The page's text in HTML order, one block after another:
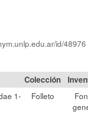
id/48976
Colección
1-
Folleto